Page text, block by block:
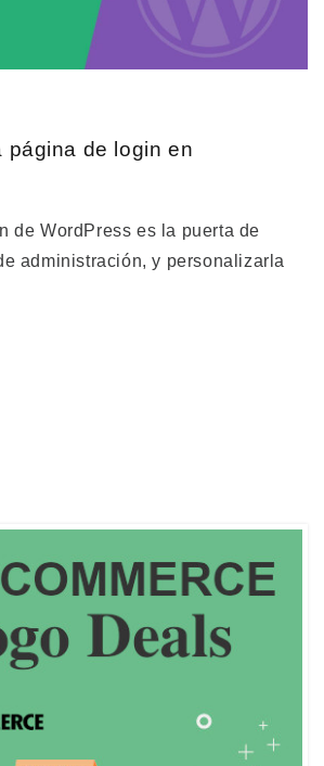
página de login en
de WordPress es la puerta de
administración, y personalizarla